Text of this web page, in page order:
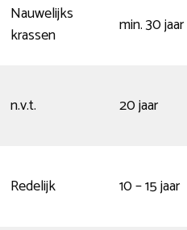
Nauwelijks
krassen
min. 30 jaar
n.v.t. 20 jaar
Redelijk 10 – 15 jaar